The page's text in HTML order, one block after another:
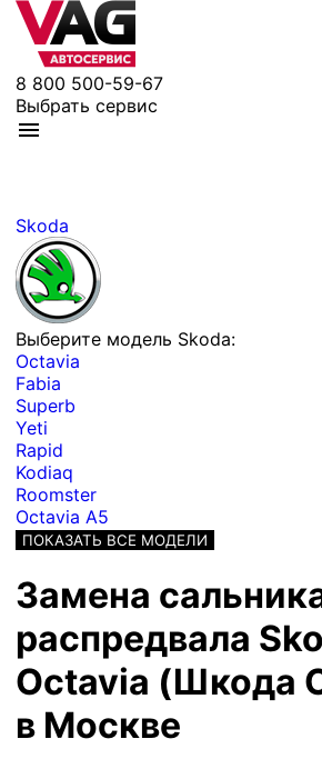
8 800 500-59-67
Выбрать сервис
Skoda
Выберите модель Skoda:
Octavia
Fabia
Superb
Yeti
Rapid
Kodiaq
Roomster
Octavia A5
ПОКАЗАТЬ ВСЕ МОДЕЛИ
Замена
распредвала
Octavia (Шкода
в Москве